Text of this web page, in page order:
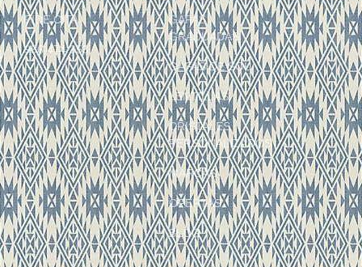
GAFAS
GRADUADAS
GAFAS DE SOL
LENTILLAS
CRISTALES
PERSONALIZADOS
MARCAS
OFERTAS
BLOG
PIDE CITA
956 474 353